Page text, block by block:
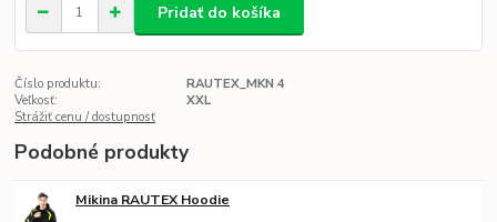
Pridať do košíka
Číslo produktu:
RAUTEX_MKN 4
Veľkosť:
XXL
Strážiť cenu / dostupnosť
Podobné produkty
Mikina RAUTEX Hoodie